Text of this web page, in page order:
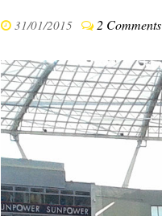
31/01/2015 2 Comments